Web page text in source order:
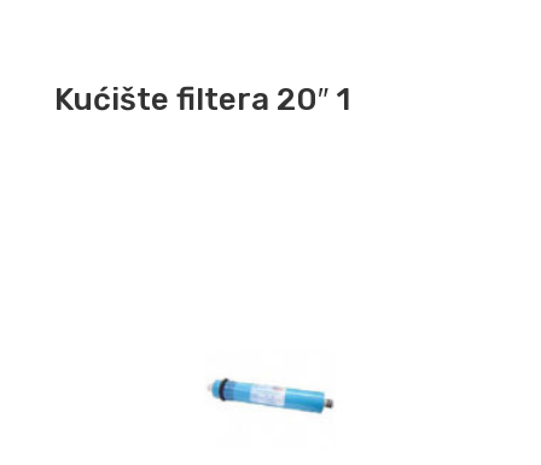
Kućište filtera 20″ 1